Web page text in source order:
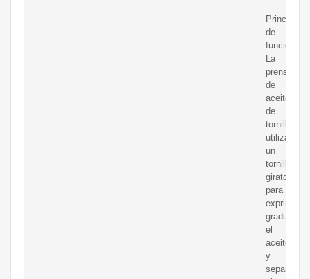
Principio
de
La
prensa
de
aceite
de
tornillo
utiliza
un
tornillo
giratorio
para
exprimir
el
aceite
y
separa